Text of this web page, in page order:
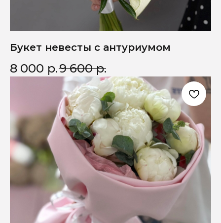
Букет невесты с антуриумом
8 000 р.9 600 р.